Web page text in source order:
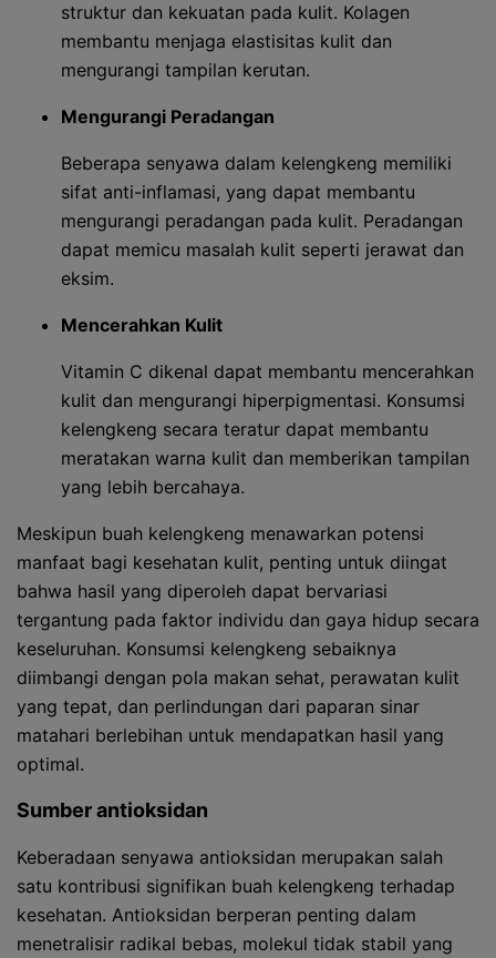
struktur dan kekuatan pada kulit. Kolagen
membantu menjaga elastisitas kulit dan
mengurangi tampilan kerutan.
Mengurangi Peradangan
Beberapa senyawa dalam kelengkeng memiliki
sifat anti-inflamasi, yang dapat membantu
mengurangi peradangan pada kulit. Peradangan
dapat memicu masalah kulit seperti jerawat dan
eksim.
Mencerahkan Kulit
Vitamin C dikenal dapat membantu mencerahkan
kulit dan mengurangi hiperpigmentasi. Konsumsi
kelengkeng secara teratur dapat membantu
meratakan warna kulit dan memberikan tampilan
yang lebih bercahaya.
Meskipun buah kelengkeng menawarkan potensi
manfaat bagi kesehatan kulit, penting untuk diingat
bahwa hasil yang diperoleh dapat bervariasi
tergantung pada faktor individu dan gaya hidup secara
keseluruhan. Konsumsi kelengkeng sebaiknya
diimbangi dengan pola makan sehat, perawatan kulit
yang tepat, dan perlindungan dari paparan sinar
matahari berlebihan untuk mendapatkan hasil yang
optimal.
Sumber antioksidan
Keberadaan senyawa antioksidan merupakan salah
satu kontribusi signifikan buah kelengkeng terhadap
kesehatan. Antioksidan berperan penting dalam
menetralisir radikal bebas, molekul tidak stabil yang